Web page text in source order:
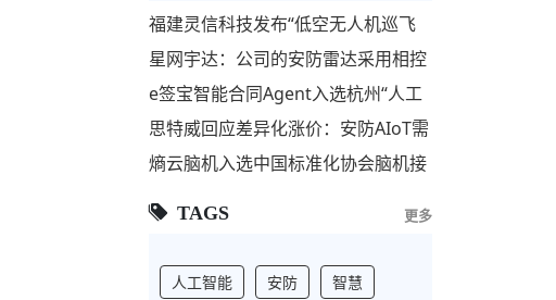
福建灵信科技发布“低空无人机巡飞
防控解决方案”，构建低空立体安全
屏障
星网宇达：公司的安防雷达采用相控
阵技术，主要用于安防监控和反无人
机领域
e签宝智能合同Agent入选杭州“人工
智能+”标杆项目，与宇树科技、海康
威视等共筑AI第
思特威回应差异化涨价：安防AIoT需
求回暖 联动国产代工厂优化供应链
熵云脑机入选中国标准化协会脑机接
TAGS 更多
人工智能 安防
智慧